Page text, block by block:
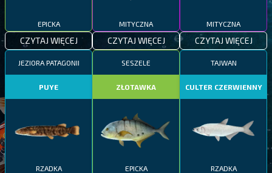
EPICKA
CZYTAJ WIĘCEJ
MITYCZNA
CZYTAJ WIĘCEJ
MITYCZNA
CZYTAJ WIĘCEJ
JEZIORA PATAGONII
PUYE
RZADKA
SESZELE
ZŁOTAWKA
EPICKA
TAJWAN
CULTER CZERWIENNY
RZADKA